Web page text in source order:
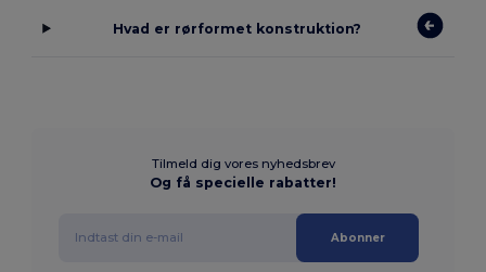
Hvad er rørformet konstruktion?
Tilmeld dig vores nyhedsbrev
Og få specielle rabatter!
Abonner